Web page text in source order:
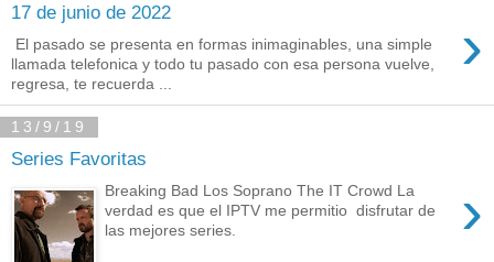
17 de junio de 2022 ›
El pasado se presenta en formas inimaginables, una simple
llamada telefonica y todo tu pasado con esa persona vuelve,
regresa, te recuerda ...
13/9/19
Series Favoritas
›
Breaking Bad Los Soprano The IT Crowd La
verdad es que el IPTV me permitio disfrutar de
las mejores series.